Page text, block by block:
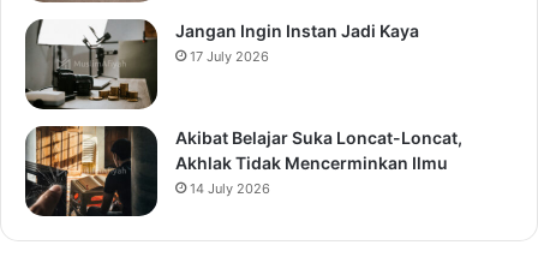
Jangan Ingin Instan Jadi Kaya
17 July 2026
Akibat Belajar Suka Loncat-Loncat,
Akhlak Tidak Mencerminkan Ilmu
14 July 2026